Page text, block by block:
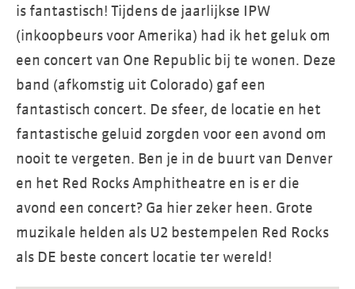
is fantastisch! Tijdens de jaarlijkse IPW
(inkoopbeurs voor Amerika) had ik het geluk om
een concert van One Republic bij te wonen. Deze
band (afkomstig uit Colorado) gaf een
fantastisch concert. De sfeer, de locatie en het
fantastische geluid zorgden voor een avond om
nooit te vergeten. Ben je in de buurt van Denver
en het Red Rocks Amphitheatre en is er die
avond een concert? Ga hier zeker heen. Grote
muzikale helden als U2 bestempelen Red Rocks
als DE beste concert locatie ter wereld!